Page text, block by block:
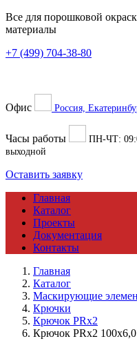
Все для порошковой
материалы
+7 (499) 704-38-80
Офис Россия,
Часы работы ПН-ЧТ:
выходной
Оставить заявку
Главная
Каталог
Проекты
Документация
Контакты
Главная
Каталог
Маскирующие
Крючки
Крючок PRx2
Крючок PRx2 100x6,0